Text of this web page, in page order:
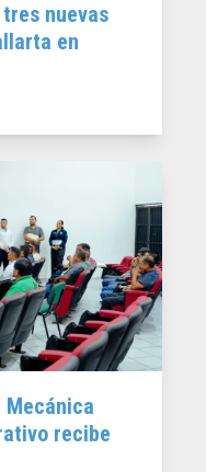
nuevas
en
Mecánica
recibe